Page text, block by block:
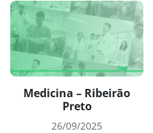
Medicina – Ribeirão
Preto
26/09/2025